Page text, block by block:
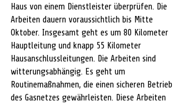
Haus von einem Dienstleister überprüfen. Die
Arbeiten dauern voraussichtlich bis Mitte
Oktober. Insgesamt geht es um 80 Kilometer
Hauptleitung und knapp 55 Kilometer
Hausanschlussleitungen. Die Arbeiten sind
witterungsabhängig. Es geht um
Routinemaßnahmen, die einen sicheren Betrieb
des Gasnetzes gewährleisten. Diese Arbeiten